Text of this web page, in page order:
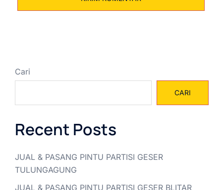
Cari
CARI
Recent Posts
JUAL & PASANG PINTU PARTISI GESER
TULUNGAGUNG
JUAL & PASANG PINTU PARTISI GESER BLITAR